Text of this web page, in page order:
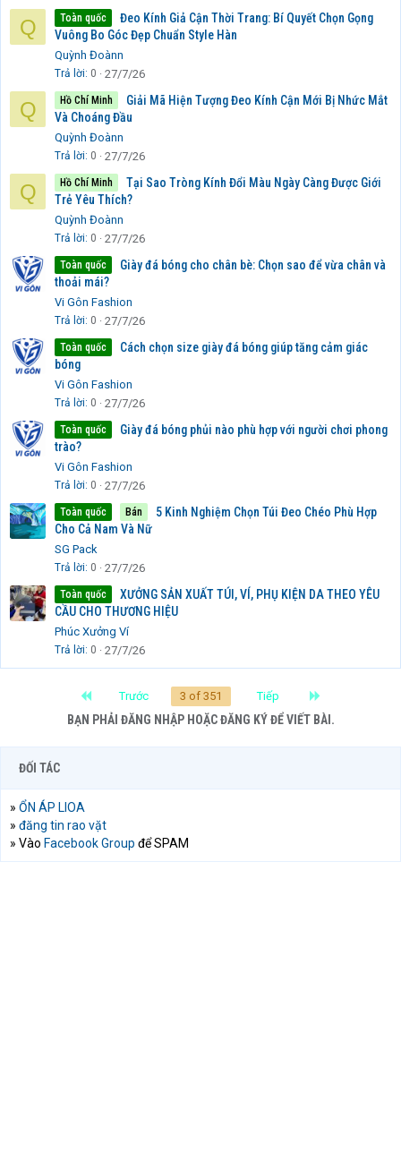
Q Toàn quốc
Đeo Kính Giả Cận Thời Trang: Bí Quyết Chọn Gọng
Vuông Bo Góc Đẹp Chuẩn Style Hàn
Quỳnh Đoànn
Trả lời 0 27/7/26
Q Hồ Chí Minh
Giải Mã Hiện Tượng Đeo Kính Cận Mới Bị Nhức Mắt
Và Choáng Đầu
Quỳnh Đoànn
Trả lời 0 27/7/26
Q Hồ Chí Minh
Tại Sao Tròng Kính Đổi Màu Ngày Càng Được Giới
Trẻ Yêu Thích?
Quỳnh Đoànn
Trả lời 0 27/7/26
Toàn quốc
Giày đá bóng cho chân bè: Chọn sao để vừa chân và
thoải mái?
Vi Gôn Fashion
Trả lời 0 27/7/26
Toàn quốc
Cách chọn size giày đá bóng giúp tăng cảm giác
bóng
Vi Gôn Fashion
Trả lời 0 27/7/26
Toàn quốc
Giày đá bóng phủi nào phù hợp với người chơi phong
trào?
Vi Gôn Fashion
Trả lời 0 27/7/26
Toàn quốc Bán
5 Kinh Nghiệm Chọn Túi Đeo Chéo Phù Hợp
Cho Cả Nam Và Nữ
SG Pack
Trả lời 0 27/7/26
Toàn quốc
XƯỞNG SẢN XUẤT TÚI, VÍ, PHỤ KIỆN DA THEO YÊU
CẦU CHO THƯƠNG HIỆU
Phúc Xưởng Ví
Trả lời 0 27/7/26
First Trước 3 of 351 Tiếp Last
BẠN PHẢI ĐĂNG NHẬP HOẶC ĐĂNG KÝ ĐỂ VIẾT BÀI.
ĐỐI TÁC
» ỔN ÁP LIOA
» đăng tin rao vặt
» Vào Facebook Group để SPAM